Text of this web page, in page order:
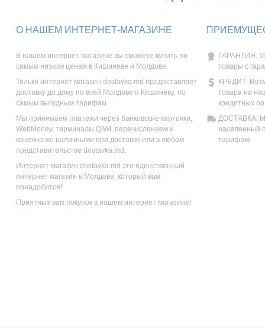
О НАШЕМ ИНТЕРНЕТ-МАГАЗИНЕ
В нашем интернет магазине вы сможете купить по
самым низким ценам в Кишиневе и Молдове.
Только интернет магазин dostavka.md предоставляет
доставку до дому по всей Молдове и Кишиневу, по
самым выгодным тарифам.
Мы принимаем платежи через банковские карточки,
WebMoney, терминалы QIWI, перечислением и
конечно же наличными при доставке или в любом
представительстве dostavka.md.
Интернет магазин dostavka.md это единственный
интернет магазин в Молдове, который вам
понадобится!
Приятных вам покупок в нашем интернет магазине!
ГАРАНТИЯ:
товары с
КРЕДИТ:
товара на
кредитных
ДОСТАВКА:
населенный
тарифам!